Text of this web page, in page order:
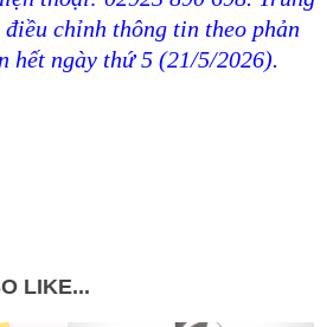
điều chỉnh thông tin theo phản
hết ngày thứ 5 (21/5/2026).
LIKE...